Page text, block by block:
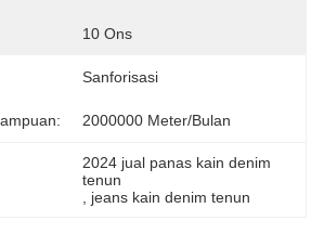
10 Ons
Sanforisasi
2000000 Meter/bulan
2024 jual panas kain denim
tenun
jeans kain denim tenun